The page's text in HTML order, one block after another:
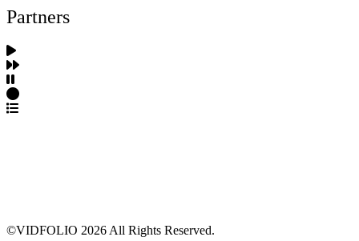
Partners
©VIDFOLIO 2026 All Rights Reserved.